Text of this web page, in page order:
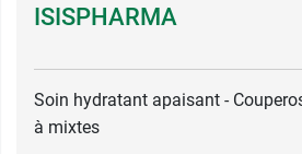
ISISPHARMA
Soin hydratant apaisant -
à mixtes